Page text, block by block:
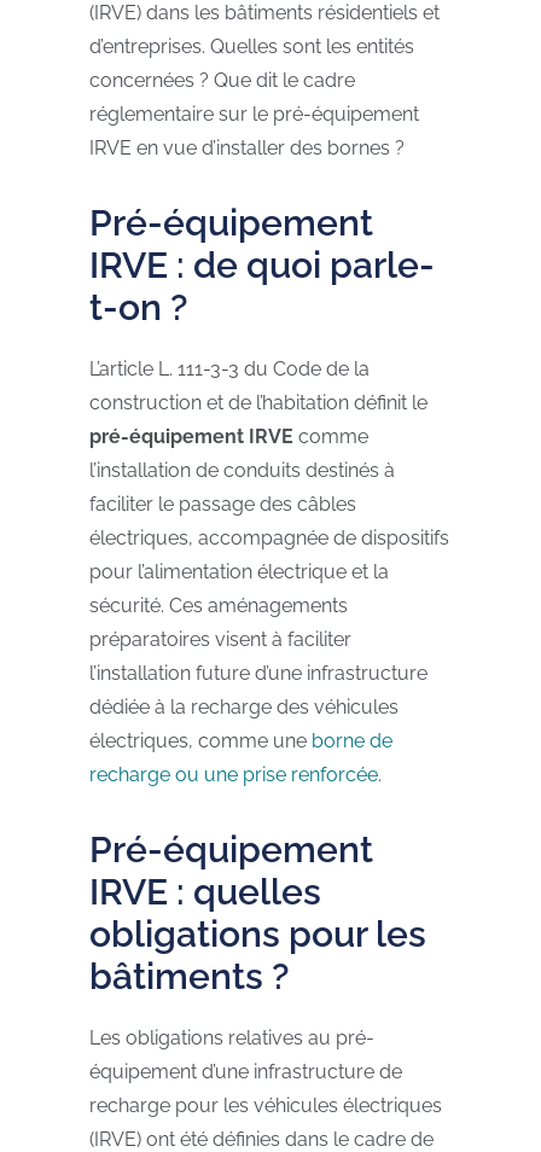
(IRVE) dans les bâtiments résidentiels et
d’entreprises. Quelles sont les entités
concernées ? Que dit le cadre
réglementaire sur le pré-équipement
IRVE en vue d’installer des bornes ?
Pré-équipement
IRVE : de quoi parle-
t-on ?
L’article L. 111-3-3 du Code de la
construction et de l’habitation définit le
pré-équipement IRVE comme
l’installation de conduits destinés à
faciliter le passage des câbles
électriques, accompagnée de dispositifs
pour l’alimentation électrique et la
sécurité. Ces aménagements
préparatoires visent à faciliter
l’installation future d’une infrastructure
dédiée à la recharge des véhicules
électriques, comme une borne de
recharge ou une prise renforcée.
Pré-équipement
IRVE : quelles
obligations pour les
bâtiments ?
Les obligations relatives au pré-
équipement d’une infrastructure de
recharge pour les véhicules électriques
(IRVE) ont été définies dans le cadre de